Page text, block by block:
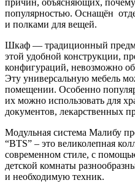
популярностью. Оснащён
и полками для вещей.
Шкаф — традиционный
этой удобной конструкции,
конфигураций, невозможно
Эту универсальную мебель
помещении. Особенно
их можно использовать для
документов, лекарственных
Модульная система Малибу
“BTS” – это великолепная
современном стиле, с
детской комнаты
и необходимую техник.